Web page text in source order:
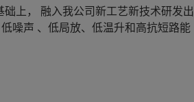
上， 融入我公司新工艺新技术研发出
噪声 、低局放、低温升和高抗短路能